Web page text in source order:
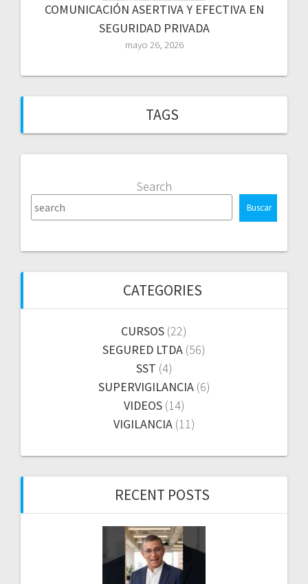
COMUNICACIÓN ASERTIVA Y EFECTIVA EN
SEGURIDAD PRIVADA
mayo 26, 2026
TAGS
Search
Buscar
CATEGORIES
CURSOS (22)
SEGURED LTDA (56)
SST (4)
SUPERVIGILANCIA(6)
VIDEOS(14)
VIGILANCIA(11)
RECENT POSTS